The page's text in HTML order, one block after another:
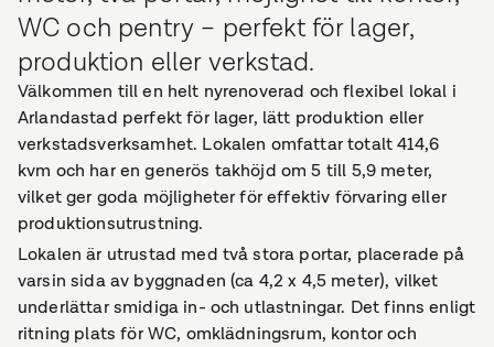
WC och pentry – perfekt för lager,
produktion eller verkstad.
Välkommen till en helt nyrenoverad och flexibel lokal i
Arlandastad perfekt för lager, lätt produktion eller
verkstadsverksamhet. Lokalen omfattar totalt 414,6
kvm och har en generös takhöjd om 5 till 5,9 meter,
vilket ger goda möjligheter för effektiv förvaring eller
produktionsutrustning.
Lokalen är utrustad med två stora portar, placerade på
varsin sida av byggnaden (ca 4,2 x 4,5 meter), vilket
underlättar smidiga in- och utlastningar. Det finns enligt
ritning plats för WC, omklädningsrum, kontor och